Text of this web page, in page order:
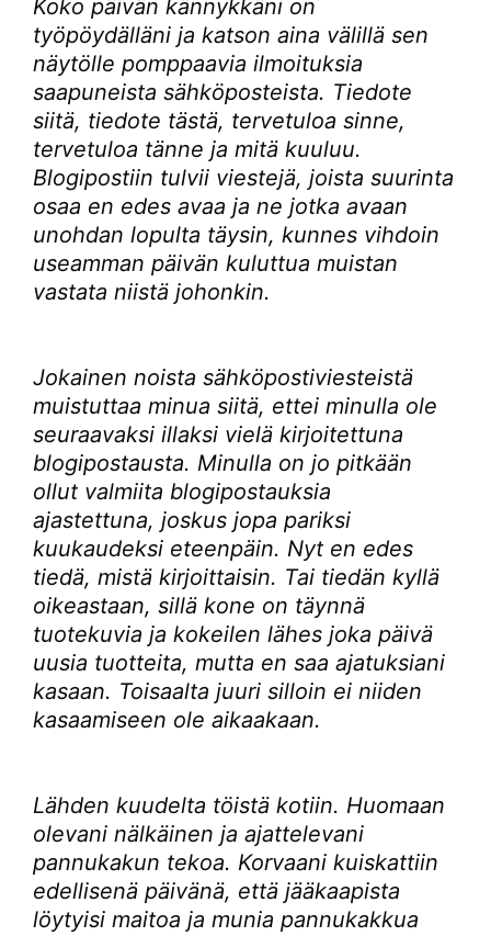
Koko päivän kännykkäni on
työpöydälläni ja katson aina välillä sen
näytölle pomppaavia ilmoituksia
saapuneista sähköposteista. Tiedote
siitä, tiedote tästä, tervetuloa sinne,
tervetuloa tänne ja mitä kuuluu.
Blogipostiin tulvii viestejä, joista suurinta
osaa en edes avaa ja ne jotka avaan
unohdan lopulta täysin, kunnes vihdoin
useamman päivän kuluttua muistan
vastata niistä johonkin.
Jokainen noista sähköpostiviesteistä
muistuttaa minua siitä, ettei minulla ole
seuraavaksi illaksi vielä kirjoitettuna
blogipostausta. Minulla on jo pitkään
ollut valmiita blogipostauksia
ajastettuna, joskus jopa pariksi
kuukaudeksi eteenpäin. Nyt en edes
tiedä, mistä kirjoittaisin. Tai tiedän kyllä
oikeastaan, sillä kone on täynnä
tuotekuvia ja kokeilen lähes joka päivä
uusia tuotteita, mutta en saa ajatuksiani
kasaan. Toisaalta juuri silloin ei niiden
kasaamiseen ole aikaakaan.
Lähden kuudelta töistä kotiin. Huomaan
olevani nälkäinen ja ajattelevani
pannukakun tekoa. Korvaani kuiskattiin
edellisenä päivänä, että jääkaapista
löytyisi maitoa ja munia pannukakkua